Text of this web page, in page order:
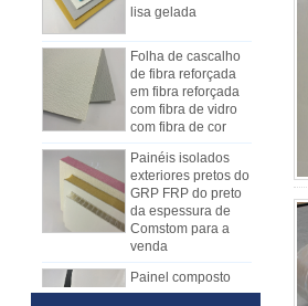
de fibra reforçada
em fibra reforçada
com fibra de vidro
com fibra de cor
Painéis isolados
exteriores pretos do
GRP FRP do preto
da espessura de
Comstom para a
venda
Painel composto
em espuma de
poliuretano
como duas camadas do fundo e do
topo, além do papel de controlar
o peso, e também ter boa
resistência ao impacto. A camada
do meio usa diferentes tipos de
materiais do núcleo, como
o material do núcleo do favo de mel
do PP, o material do núcleo de XPS,
o material do núcleo do plutônio,
etc.,
As diferenças entre a folha de
mecanismo do FRP e as folhas de
disposição manual
No início da indústria, a mão de
obra era geralmente usada para
fabricar FRP, mas a maioria dos
fabricantes usa a linha de produção
para produzir chapas de FRP
agora. A folha do mecanismo de
FRP substituiu gradualmente
a folha de disposição manual.
A folha de mecanismo do FRP tem
muitas vantagens sobre o lay-up
manual. A placa do mecanismo
Técnica e Vantagens da Visão
Geral de Hidroponia
HidropônicaHidroponia é um novo
tipo de método de cultura sem solo,